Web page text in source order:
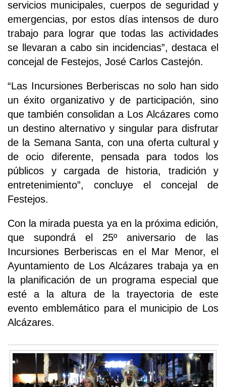
servicios municipales, cuerpos de seguridad y
emergencias, por estos días intensos de duro
trabajo para lograr que todas las actividades
se llevaran a cabo sin incidencias”, destaca el
concejal de Festejos, José Carlos Castejón.
“Las Incursiones Berberiscas no solo han sido
un éxito organizativo y de participación, sino
que también consolidan a Los Alcázares como
un destino alternativo y singular para disfrutar
de la Semana Santa, con una oferta cultural y
de ocio diferente, pensada para todos los
públicos y cargada de historia, tradición y
entretenimiento”, concluye el concejal de
Festejos.
Con la mirada puesta ya en la próxima edición,
que supondrá el 25º aniversario de las
Incursiones Berberiscas en el Mar Menor, el
Ayuntamiento de Los Alcázares trabaja ya en
la planificación de un programa especial que
esté a la altura de la trayectoria de este
evento emblemático para el municipio de Los
Alcázares.